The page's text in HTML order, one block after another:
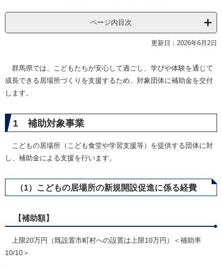
ページ内目次
更新日：2026年6月2日
群馬県では、こどもたちが安心して過ごし、学びや体験を通じて
成長できる居場所づくりを支援するため、対象団体に補助金を交付
します。
1 補助対象事業
こどもの居場所（こども食堂や学習支援等）を提供する団体に対
し、補助金による支援を行います。
（1）こどもの居場所の新規開設促進に係る経費
【補助額】
上限20万円（既設置市町村への設置は上限10万円）＜補助率
10/10＞